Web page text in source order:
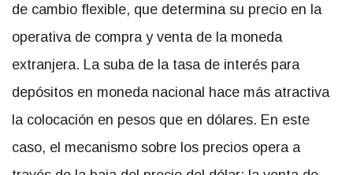
de cambio flexible, que determina su precio en la
operativa de compra y venta de la moneda
extranjera. La suba de la tasa de interés para
depósitos en moneda nacional hace más atractiva
la colocación en pesos que en dólares. En este
caso, el mecanismo sobre los precios opera a